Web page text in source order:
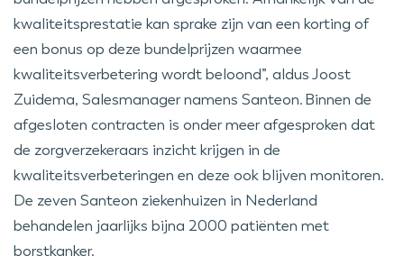
kwaliteitsprestatie kan sprake zijn van een korting of
een bonus op deze bundelprijzen waarmee
kwaliteitsverbetering wordt beloond”, aldus Joost
Zuidema, Salesmanager namens Santeon. Binnen de
afgesloten contracten is onder meer afgesproken dat
de zorgverzekeraars inzicht krijgen in de
kwaliteitsverbeteringen en deze ook blijven monitoren.
De zeven Santeon ziekenhuizen in Nederland
behandelen jaarlijks bijna 2000 patiënten met
borstkanker.